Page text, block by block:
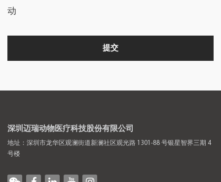
动
深圳迈瑞动物医疗科技股份有限公司
地址：深圳市龙华区观澜街道新澜社区观光路 1301-88 号银星智界三期 4
号楼